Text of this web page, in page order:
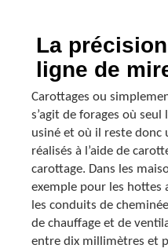
La
ligne de
Carottages ou
s’agit de forages où
usiné et où il reste donc
réalisés à l’aide de
carottage. Dans les
exemple pour les hottes
les conduits de
de chauffage et de
entre dix millimètres et